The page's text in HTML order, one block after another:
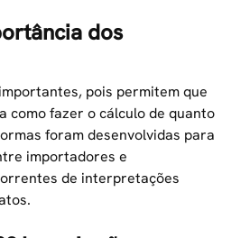
dos
pois permitem que
como fazer o cálculo de quanto
foram desenvolvidas para
importadores e
de interpretações